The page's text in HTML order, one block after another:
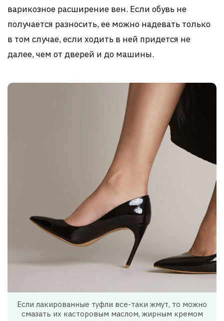
варикозное расширение вен. Если обувь не
получается разносить, ее можно надевать только
в том случае, если ходить в ней придется не
далее, чем от дверей и до машины.
Если лакированные туфли все-таки жмут, то можно
смазать их касторовым маслом, жирным кремом